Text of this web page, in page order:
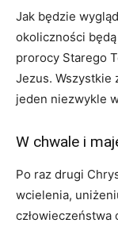
Jak będzie
okoliczności
prorocy Starego
Jezus. Wszystkie
jeden niezwykle
W chwale i
Po raz drugi
wcielenia,
człowieczeństwa